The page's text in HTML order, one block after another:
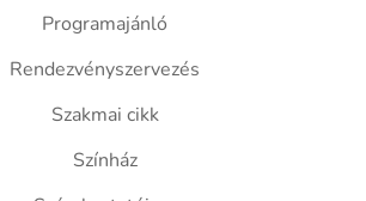
Programajánló
Rendezvényszervezés
Szakmai cikk
Színház